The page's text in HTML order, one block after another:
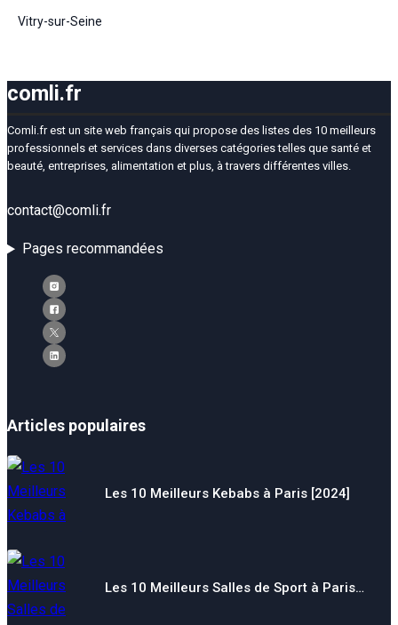
Vitry-sur-Seine
comli.fr
Comli.fr est un site web français qui propose des listes des 10 meilleurs
professionnels et services dans diverses catégories telles que santé et
beauté, entreprises, alimentation et plus, à travers différentes villes.
contact@comli.fr
Pages recommandées
Articles populaires
Les 10 Meilleurs Kebabs à Paris [2024]
Les 10 Meilleurs Salles de Sport à Paris…